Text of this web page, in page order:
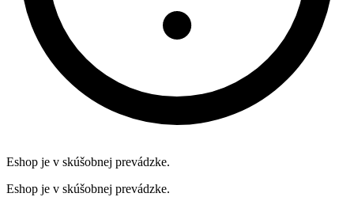
Eshop je v skúšobnej prevádzke.
Eshop je v skúšobnej prevádzke.